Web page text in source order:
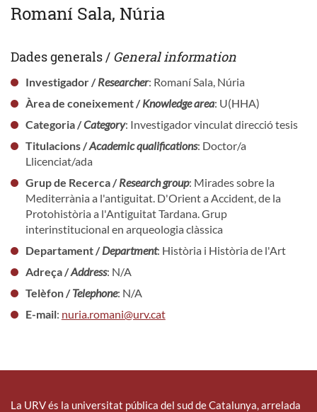
Romaní Sala, Núria
Dades generals / General information
Investigador /Researcher: Romaní Sala, Núria
Àrea de coneixement /Knowledge area: U(HHA)
Categoria /Category: Investigador vinculat direcció tesis
Titulacions /Academic qualifications: Doctor/a
Llicenciat/ada
Grup de Recerca /Research group: Mirades sobre la
Mediterrània a l'antiguitat. D'Orient a Accident, de la
Protohistòria a l'Antiguitat Tardana. Grup
interinstitucional en arqueologia clàssica
Departament /Department: Història i Història de l'Art
Adreça /Address: N/A
Telèfon /Telephone: N/A
E-mail: nuria.romani@urv.cat
La URV és la universitat pública del sud de Catalunya, arrelada